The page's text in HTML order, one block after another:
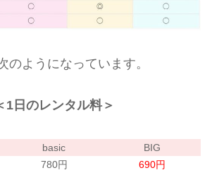
のようになっています。
1日のレンタル料＞
basic
BIG
780円 690円